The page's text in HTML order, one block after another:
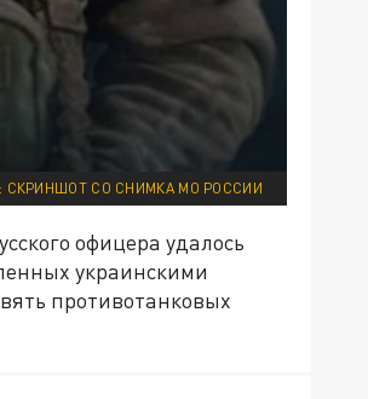
СКРИНШОТ СО СНИМКА МО РОССИИ
офицера удалось
украинскими
противотанковых